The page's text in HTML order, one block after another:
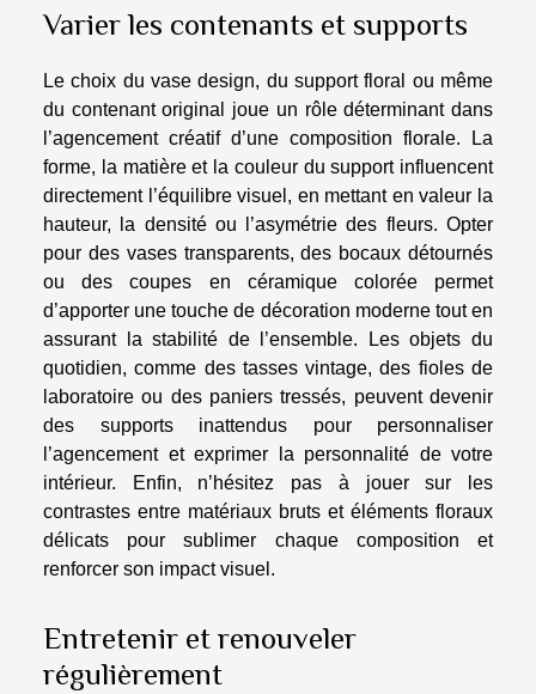
Varier les contenants et supports
Le choix du vase design, du support floral ou même
du contenant original joue un rôle déterminant dans
l’agencement créatif d’une composition florale. La
forme, la matière et la couleur du support influencent
directement l’équilibre visuel, en mettant en valeur la
hauteur, la densité ou l’asymétrie des fleurs. Opter
pour des vases transparents, des bocaux détournés
ou des coupes en céramique colorée permet
d’apporter une touche de décoration moderne tout en
assurant la stabilité de l’ensemble. Les objets du
quotidien, comme des tasses vintage, des fioles de
laboratoire ou des paniers tressés, peuvent devenir
des supports inattendus pour personnaliser
l’agencement et exprimer la personnalité de votre
intérieur. Enfin, n’hésitez pas à jouer sur les
contrastes entre matériaux bruts et éléments floraux
délicats pour sublimer chaque composition et
renforcer son impact visuel.
Entretenir et renouveler
régulièrement